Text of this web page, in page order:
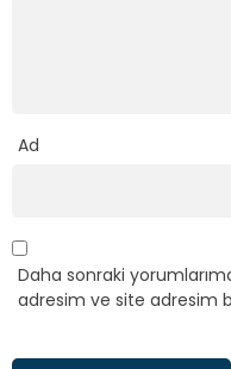
Ad
Daha sonraki
adresim ve site adresim